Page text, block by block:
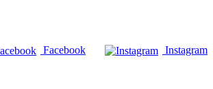
Facebook Instagram